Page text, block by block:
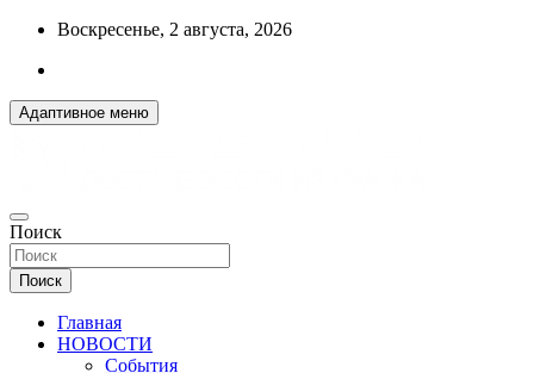
Перейти
содержимому
Воскресенье, 2 августа, 2026
Адаптивное меню
R55.RU
ДОБРЫЕ ВЕСТИ ИЗ ОМСКА
Поиск
Поиск
Главная
НОВОСТИ
События